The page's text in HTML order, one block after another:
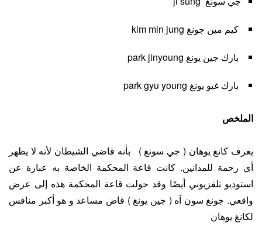
كيم مين جونغ kim min jung
بارك جين يونغ park jinyoung
بارك غيو يونغ park gyu young
الملخص
يعرف كانغ يوهان ( جي سونغ ) بأنه قاضي الشيطان لأنه لا يظهر
أي رحمة للمدانين. كانت قاعة المحكمة الخاصة به عبارة عن
استوديو تلفزيوني أيضًا وقد حولت قاعة المحكمة هذه إلى عرض
واقعي. جونغ سون آه ( جين يونغ ) قاض مساعد و هو أكبر منافس
لكانغ يوهان